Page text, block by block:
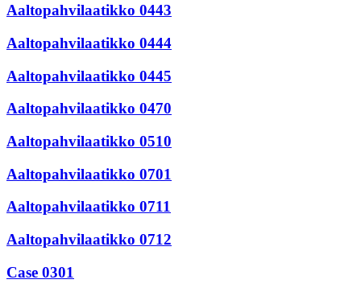
Aaltopahvilaatikko 0443
Aaltopahvilaatikko 0444
Aaltopahvilaatikko 0445
Aaltopahvilaatikko 0470
Aaltopahvilaatikko 0510
Aaltopahvilaatikko 0701
Aaltopahvilaatikko 0711
Aaltopahvilaatikko 0712
Case 0301